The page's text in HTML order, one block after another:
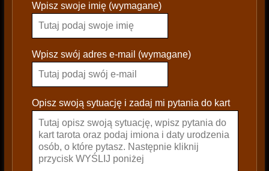
l
a
s
e
a
Wpisz swoje imię (wymagane)
Wpisz swój adres e-mail (wymagane)
Opisz swoją sytuację i zadaj mi pytania do kart